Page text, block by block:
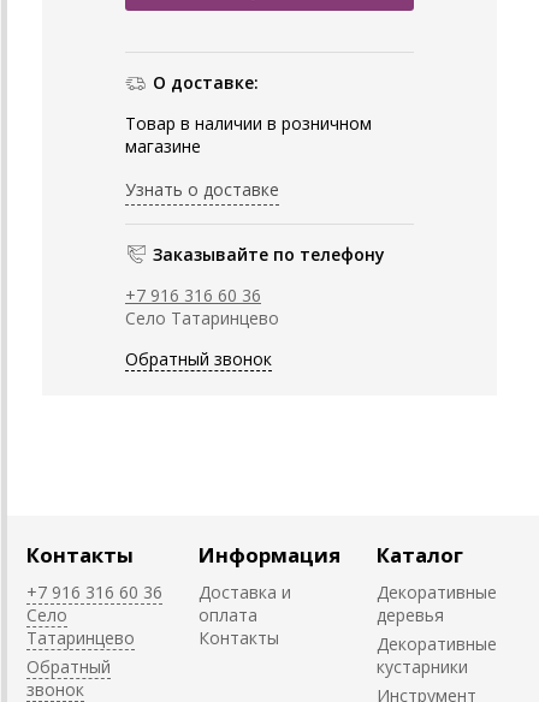
О доставке:
Товар в наличии в розничном
магазине
Узнать о доставке
Заказывайте по телефону
+7 916 316 60 36
Село Татаринцево
Обратный звонок
Контакты
+7 916 316 60 36
Село
Татаринцево
Обратный
звонок
Информация
Доставка и
оплата
Контакты
Каталог
Декоративные
деревья
Декоративные
кустарники
Инструмент